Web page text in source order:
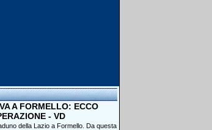
A FORMELLO: ECCO
- VD
della Lazio a Formello. Da questa